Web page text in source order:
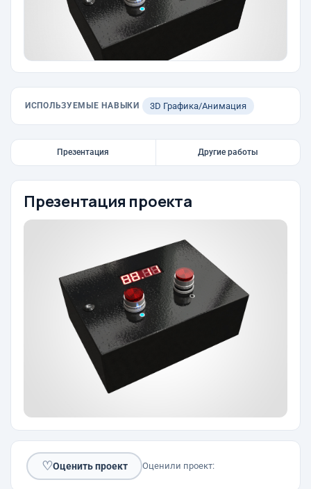
ИСПОЛЬЗУЕМЫЕ НАВЫКИ 3D Графика/Анимация
Презентация Другие работы
Презентация проекта
♡Оценить проект Оценили проект: